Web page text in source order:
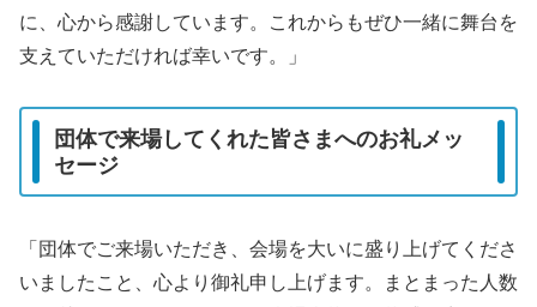
に、心から感謝しています。これからもぜひ一緒に舞台を
支えていただければ幸いです。」
団体で来場してくれた皆さまへのお礼メッ
セージ
「団体でご来場いただき、会場を大いに盛り上げてくださ
いましたこと、心より御礼申し上げます。まとまった人数